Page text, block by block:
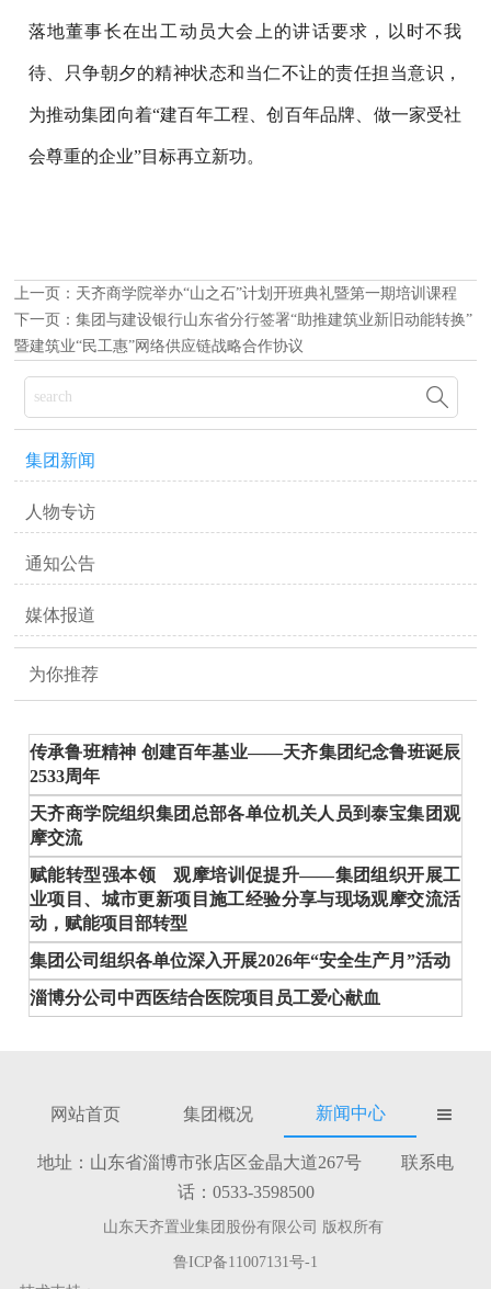
落地董事长在出工动员大会上的讲话要求，以时不我
待、只争朝夕的精神状态和当仁不让的责任担当意识，
为推动集团向着“建百年工程、创百年品牌、做一家受社
会尊重的企业”目标再立新功。
上一页： 天齐商学院举办“山之石”计划开班典礼暨第一期培训课程
下一页：集团与建设银行山东省分行签署“助推建筑业新旧动能转换”
暨建筑业“民工惠”网络供应链战略合作协议

集团新闻
人物专访
通知公告
媒体报道
为你推荐
传承鲁班精神 创建百年基业——天齐集团纪念鲁班诞辰
2533周年
天齐商学院组织集团总部各单位机关人员到泰宝集团观
摩交流
赋能转型强本领 观摩培训促提升——集团组织开展工
业项目、城市更新项目施工经验分享与现场观摩交流活
动，赋能项目部转型
集团公司组织各单位深入开展2026年“安全生产月”活动
淄博分公司中西医结合医院项目员工爱心献血
网站首页 集团概况 新闻中心 
地址：山东省淄博市张店区金晶大道267号 联系电
话：0533-3598500
山东天齐置业集团股份有限公司 版权所有
鲁ICP备11007131号-1